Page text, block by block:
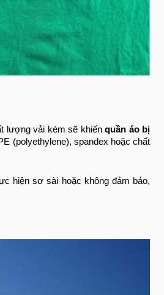
lượng vải kém sẽ khiếnquần áo bị
(polyethylene), spandex hoặc chất
hiện sơ sài hoặc không đảm bảo,